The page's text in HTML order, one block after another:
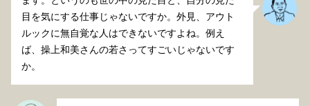
目を気にする仕事じゃないですか。外見、アウト
ルックに無自覚な人はできないですよね。例え
ば、操上和美さんの若さってすごいじゃないです
か。